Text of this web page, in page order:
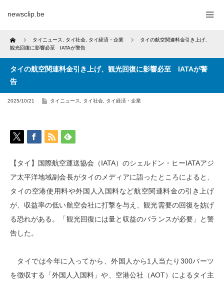
newsclip.be
Home タイニュース タイ社会 タイ経済・企業
タイの航空関連料金引き上げ、
観光回復に影響必至 IATAが警告
タイの航空関連料金引き上げ、観光回復に影響必至 IATAが警
告
2025/10/21 タイニュース タイ社会 タイ経済・企業
【タイ】国際航空運送協会（IATA）のシェルドン・ヒーIATAアジ
ア太平洋地域副会長がタイのメディアに語ったところによると、
タイの空港使用料や外国人入国料など航空関連料金の引き上げ
が、収益率の低い航空会社に打撃を与え、観光需要の回復を妨げ
る恐れがある。「観光回復には量と収益のバランスが必要」と警
告した。
タイでは今年に入ってから、外国人から1人当たり300バーツ
を徴収する「外国人入国料」や、空港公社（AOT）によるタイ主